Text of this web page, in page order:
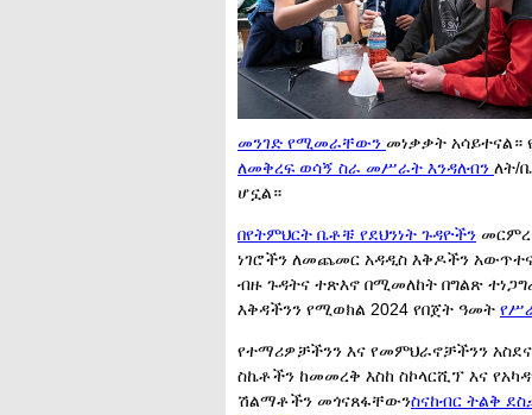
መንገድ የሚመራቸውን መነቃቃት አሳይተናል።
ለመቅረፍ ወሳኝ ስራ መሥራት እንዳለብን ለት/
ሆኗል።
በየትምህርት ቤቶቹ የደህንነት ጉዳዮችን
ነገሮችን ለመጨመር አዳዲስ እቅዶችን
ብዙ ጉዳትና ተጽእኖ በሚመለከት በግልጽ
እቅዳችንን የሚወክል 2024 የበጀት ዓመት
የተማሪዎቻችንን እና የመምህራኖቻችንን
ስኬቶችን ከመመረቅ እስከ ስኮላርሺፕ እና
ሽልማቶችን መጎናጸፋቸውንስናከብር ትልቅ